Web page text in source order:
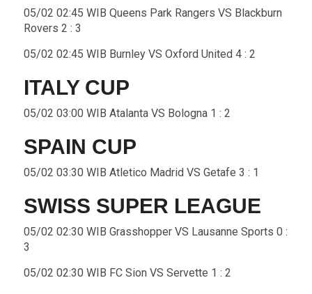
05/02 02:45 WIB Queens Park Rangers VS Blackburn
Rovers 2 : 3
05/02 02:45 WIB Burnley VS Oxford United 4 : 2
ITALY CUP
05/02 03:00 WIB Atalanta VS Bologna 1 : 2
SPAIN CUP
05/02 03:30 WIB Atletico Madrid VS Getafe 3 : 1
SWISS SUPER LEAGUE
05/02 02:30 WIB Grasshopper VS Lausanne Sports 0 :
3
05/02 02:30 WIB FC Sion VS Servette 1 : 2